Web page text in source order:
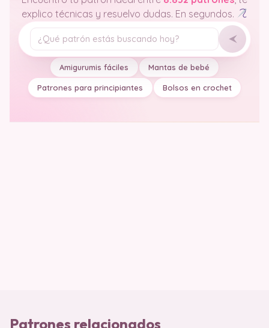
explico técnicas y resuelvo dudas. En segundos.
Tu pregunta
Amigurumis fáciles Mantas de bebé
Patrones para principiantes Bolsos en crochet
Patrones relacionados